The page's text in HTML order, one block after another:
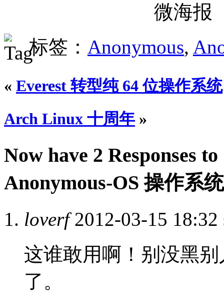
微海报
标签： Anonymous,
« Everest 转型纯 64 位操作系统
Arch Linux 十周年 »
Now have 2 Responses
Anonymous-OS 操作系
loverf 2012-03-15 18:32
这谁敢用啊！别没黑
了。